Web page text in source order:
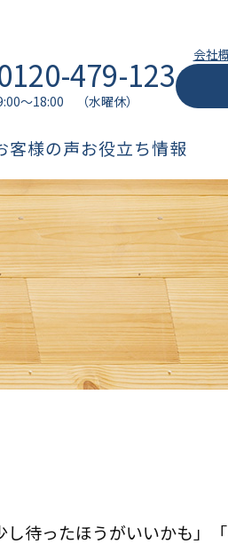
479-123
～18:00 （水曜休）
会社
客様の声お役立ち情報
待ったほうがいいかも」